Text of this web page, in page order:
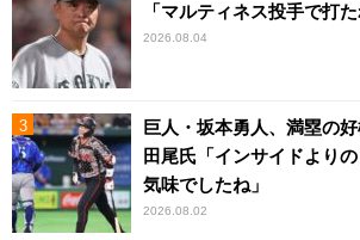
「マルティネス投手で打
2026.08.04
巨人・坂本勇人、満塁の
田尾氏「インサイドより
気味でしたね」
2026.08.02